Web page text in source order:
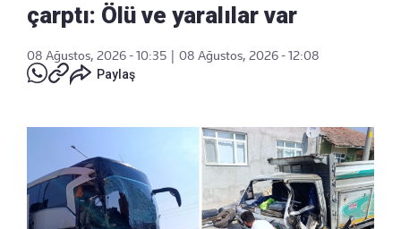
çarptı: Ölü ve yaralılar var
08 Ağustos, 2026 - 10:35 | 08 Ağustos, 2026 - 12:08
Paylaş